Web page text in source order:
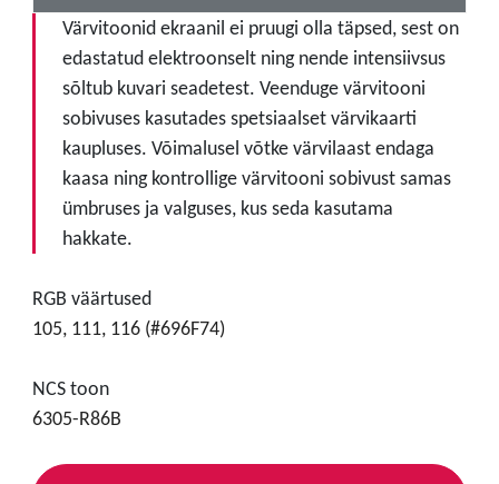
Värvitoonid ekraanil ei pruugi olla täpsed, sest on
edastatud elektroonselt ning nende intensiivsus
sõltub kuvari seadetest. Veenduge värvitooni
sobivuses kasutades spetsiaalset värvikaarti
kaupluses. Võimalusel võtke värvilaast endaga
kaasa ning kontrollige värvitooni sobivust samas
ümbruses ja valguses, kus seda kasutama
hakkate.
RGB väärtused
105, 111, 116 (#696F74)
NCS toon
6305-R86B